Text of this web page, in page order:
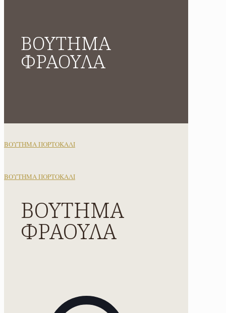
ΒΟΥΤΗΜΑ
ΦΡΑΟΥΛΑ
ΒΟΥΤΗΜΑ ΠΟΡΤΟΚΑΛΙ
ΒΟΥΤΗΜΑ ΠΟΡΤΟΚΑΛΙ
ΒΟΥΤΗΜΑ
ΦΡΑΟΥΛΑ